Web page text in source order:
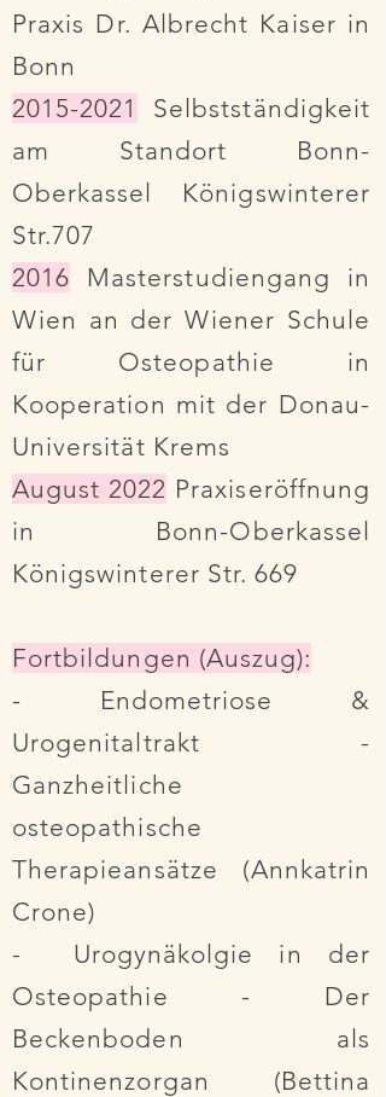
Praxis Dr. Albrecht Kaiser in
Bonn
2015-2021
Selbstständigkeit
am Standort Bonn-
Oberkassel Königswinterer
Str.707
2016 Masterstudiengang in
Wien an der Wiener Schule
für Osteopathie in
Kooperation mit der Donau-
Universität Krems
August 2022 Praxiseröffnung
in Bonn-Oberkassel
Königswinterer Str. 669
Fortbildungen (Auszug):
- Endometriose &
Urogenitaltrakt -
Ganzheitliche
osteopathische
Therapieansätze (Annkatrin
Crone)
- Urogynäkolgie in der
Osteopathie - Der
Beckenboden als
Kontinenzorgan (Bettina